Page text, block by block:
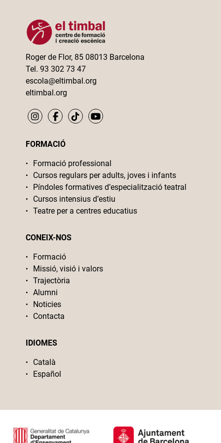
Roger de Flor, 85 08013 Barcelona
Tel. 93 302 73 47
escola@eltimbal.org
eltimbal.org
FORMACIÓ
Formació professional
Cursos regulars per adults, joves i infants
Píndoles formatives d’especialització teatral
Cursos intensius d’estiu
Teatre per a centres educatius
CONEIX-NOS
Formació
Missió, visió i valors
Trajectòria
Alumni
Noticies
Contacta
IDIOMES
Català
Español